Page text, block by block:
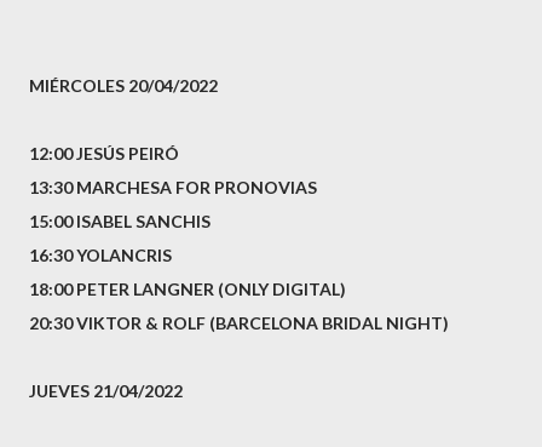
MIÉRCOLES 20/04/2022
12:00 JESÚS PEIRÓ
13:30 MARCHESA FOR PRONOVIAS
15:00 ISABEL SANCHIS
16:30 YOLANCRIS
18:00 PETER LANGNER (ONLY DIGITAL)
20:30 VIKTOR & ROLF (BARCELONA BRIDAL NIGHT)
JUEVES 21/04/2022